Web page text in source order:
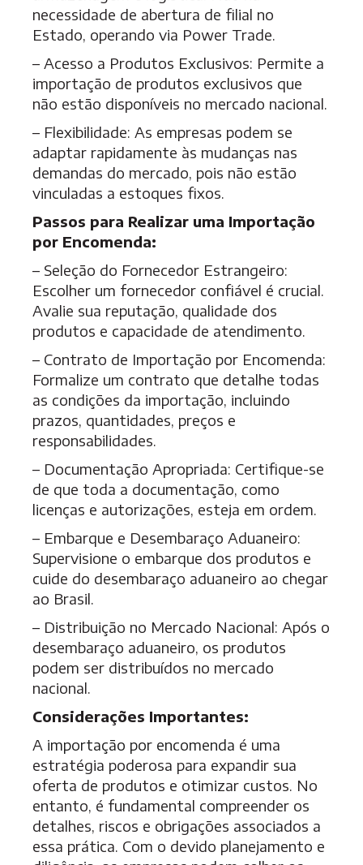
necessidade de abertura de filial no
Estado, operando via Power Trade.
– Acesso a Produtos Exclusivos: Permite a
importação de produtos exclusivos que
não estão disponíveis no mercado nacional.
– Flexibilidade: As empresas podem se
adaptar rapidamente às mudanças nas
demandas do mercado, pois não estão
vinculadas a estoques fixos.
Passos para Realizar uma Importação
por Encomenda:
– Seleção do Fornecedor Estrangeiro:
Escolher um fornecedor confiável é crucial.
Avalie sua reputação, qualidade dos
produtos e capacidade de atendimento.
– Contrato de Importação por Encomenda:
Formalize um contrato que detalhe todas
as condições da importação, incluindo
prazos, quantidades, preços e
responsabilidades.
– Documentação Apropriada: Certifique-se
de que toda a documentação, como
licenças e autorizações, esteja em ordem.
– Embarque e Desembaraço Aduaneiro:
Supervisione o embarque dos produtos e
cuide do desembaraço aduaneiro ao chegar
ao Brasil.
– Distribuição no Mercado Nacional: Após o
desembaraço aduaneiro, os produtos
podem ser distribuídos no mercado
nacional.
Considerações Importantes:
A importação por encomenda é uma
estratégia poderosa para expandir sua
oferta de produtos e otimizar custos. No
entanto, é fundamental compreender os
detalhes, riscos e obrigações associados a
essa prática. Com o devido planejamento e